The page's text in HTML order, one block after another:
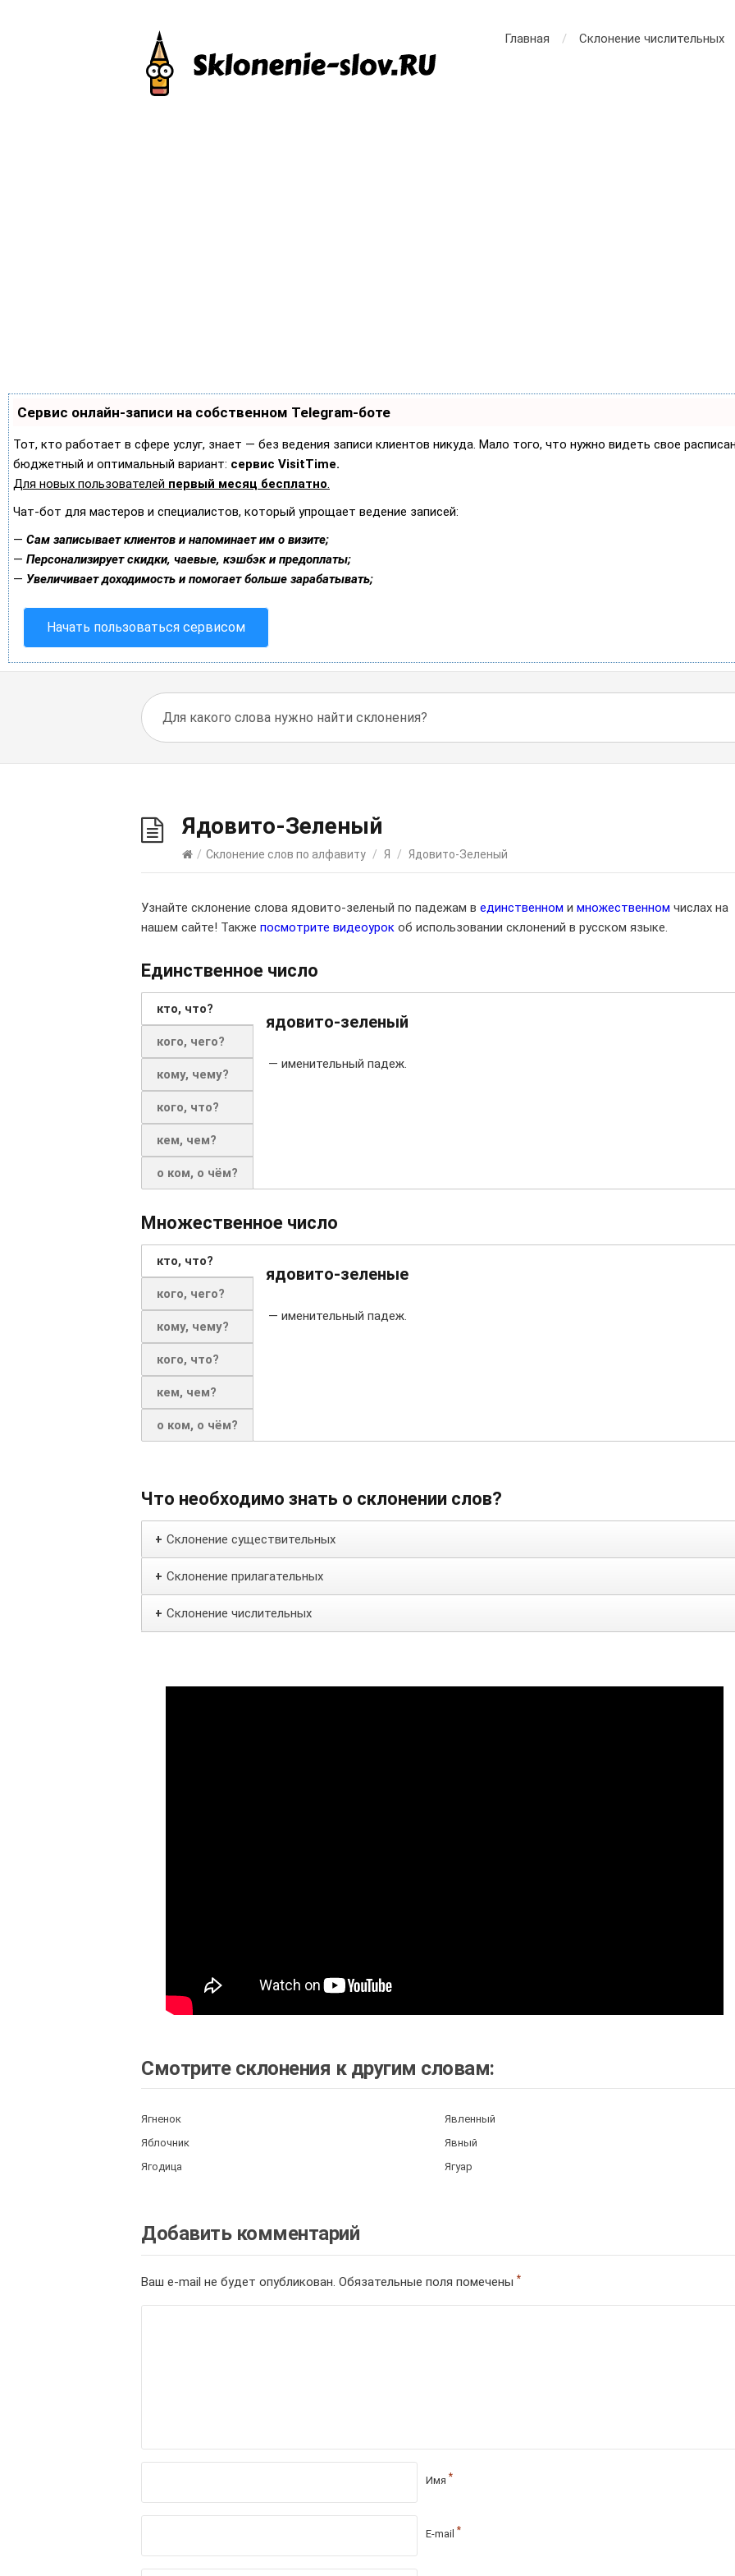
Главная Склонение числительных
Сервис онлайн-записи на собственном Telegram-боте
Тот, кто работает в сфере услуг, знает — без ведения записи клиентов никуда. Мало того, что нужно видеть свое
бюджетный и оптимальный вариант: сервис VisitTime.
Для новых пользователей первый месяц бесплатно.
Чат-бот для мастеров и специалистов, который упрощает ведение записей:
— Сам записывает клиентов и напоминает им о визите;
— Персонализирует скидки, чаевые, кэшбэк и предоплаты;
— Увеличивает доходимость и помогает больше зарабатывать;
Начать пользоваться сервисом
Ядовито-Зеленый
/ Склонение слов по алфавиту / Я / Ядовито-Зеленый
Узнайте склонение слова ядовито-зеленый по падежам в единственном и множественном числах на
нашем сайте! Также посмотрите видеоурок об использовании склонений в русском языке.
Единственное число
кто, что?
кого, чего?
кому, чему?
кого, что?
кем, чем?
о ком, о чём?
ядовито-зеленый
— именительный падеж.
Множественное число
кто, что?
кого, чего?
кому, чему?
кого, что?
кем, чем?
о ком, о чём?
ядовито-зеленые
— именительный падеж.
Что необходимо знать о склонении слов?
+ Склонение существительных
+ Склонение прилагательных
+ Склонение числительных
Смотрите склонения к другим словам:
Ягненок
Явленный
Яблочник
Явный
Ягодица
Ягуар
Добавить комментарий
Ваш e-mail не будет опубликован. Обязательные поля помечены *
Имя *
E-mail *